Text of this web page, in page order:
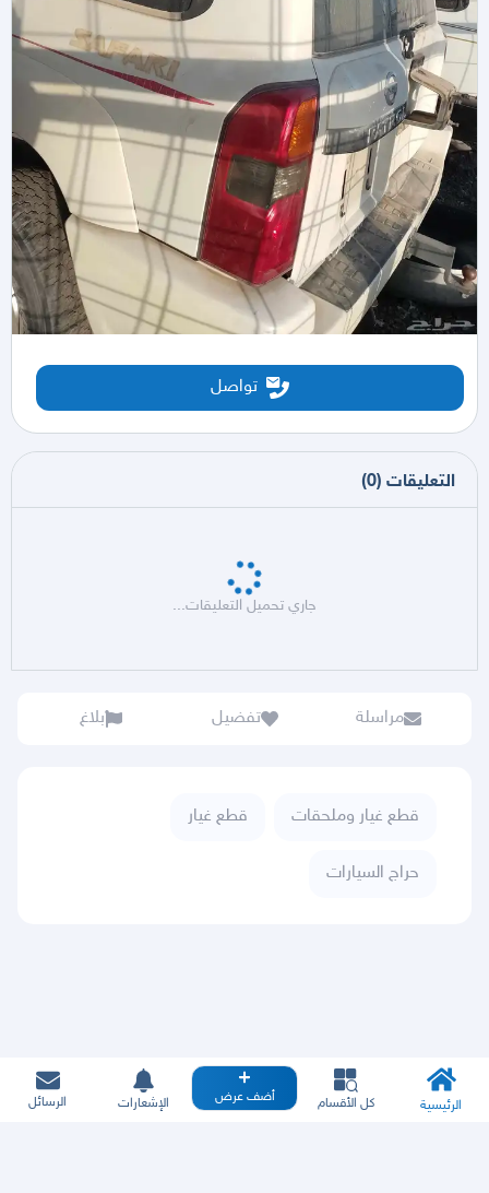
تواصل
التعليقات (
0
)
جاري تحميل التعليقات...
مراسلة تفضيل بلاغ
قطع غيار وملحقات قطع غيار
حراج السيارات
الرئيسية كل الأقسام أضف عرض الإشعارات الرسائل